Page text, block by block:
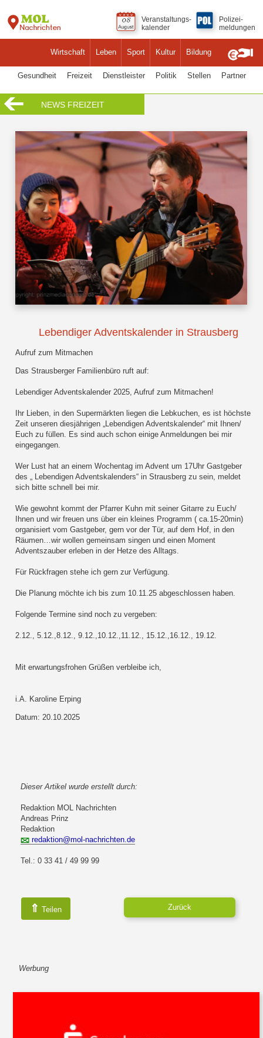
Wirtschaft Leben Sport Kultur Bildung
Veranstaltungs-
kalender
Polizei-
meldungen
Gesundheit Freizeit Dienstleister Politik Stellen Partner
NEWS FREIZEIT
Lebendiger Adventskalender in Strausberg
Aufruf zum Mitmachen
Das Strausberger Familienbüro ruft auf:
Lebendiger Adventskalender 2025, Aufruf zum Mitmachen!
Ihr Lieben, in den Supermärkten liegen die Lebkuchen, es ist höchste
Zeit unseren diesjährigen „Lebendigen Adventskalender“ mit Ihnen/
Euch zu füllen. Es sind auch schon einige Anmeldungen bei mir
eingegangen.
Wer Lust hat an einem Wochentag im Advent um 17Uhr Gastgeber
des „ Lebendigen Adventskalenders“ in Strausberg zu sein, meldet
sich bitte schnell bei mir.
Wie gewohnt kommt der Pfarrer Kuhn mit seiner Gitarre zu Euch/
Ihnen und wir freuen uns über ein kleines Programm ( ca.15-20min)
organisiert vom Gastgeber, gern vor der Tür, auf dem Hof, in den
Räumen…wir wollen gemeinsam singen und einen Moment
Adventszauber erleben in der Hetze des Alltags.
Für Rückfragen stehe ich gern zur Verfügung.
Die Planung möchte ich bis zum 10.11.25 abgeschlossen haben.
Folgende Termine sind noch zu vergeben:
2.12., 5.12.,8.12., 9.12.,10.12.,11.12., 15.12.,16.12., 19.12.
Mit erwartungsfrohen Grüßen verbleibe ich,
i.A. Karoline Erping
Datum: 20.10.2025
Dieser Artikel wurde erstellt durch:
Redaktion MOL Nachrichten
Andreas Prinz
Redaktion
redaktion@mol-nachrichten.de
Tel.: 0 33 41 / 49 99 99
⇑ Teilen Zurück
Werbung